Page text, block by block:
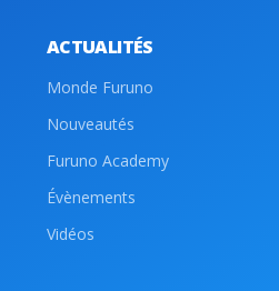
ACTUALITÉS
Monde Furuno
Nouveautés
Furuno Academy
Évènements
Vidéos